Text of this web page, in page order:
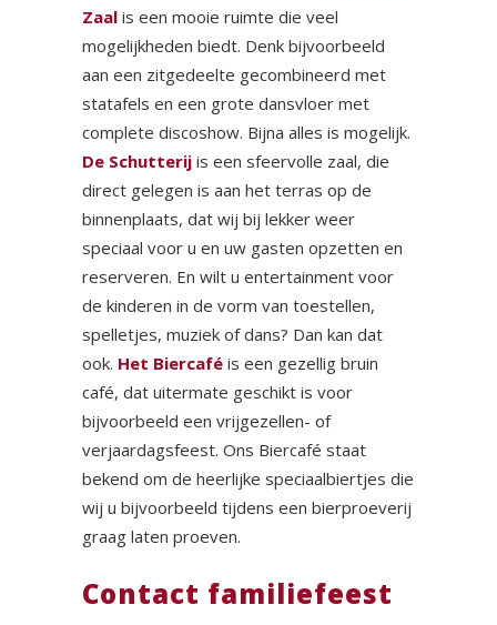
Zaal is een mooie ruimte die veel
mogelijkheden biedt. Denk bijvoorbeeld
aan een zitgedeelte gecombineerd met
statafels en een grote dansvloer met
complete discoshow. Bijna alles is mogelijk.
De Schutterij is een sfeervolle zaal, die
direct gelegen is aan het terras op de
binnenplaats, dat wij bij lekker weer
speciaal voor u en uw gasten opzetten en
reserveren. En wilt u entertainment voor
de kinderen in de vorm van toestellen,
spelletjes, muziek of dans? Dan kan dat
ook. Het Biercafé is een gezellig bruin
café, dat uitermate geschikt is voor
bijvoorbeeld een vrijgezellen- of
verjaardagsfeest. Ons Biercafé staat
bekend om de heerlijke speciaalbiertjes die
wij u bijvoorbeeld tijdens een bierproeverij
graag laten proeven.
Contact familiefeest